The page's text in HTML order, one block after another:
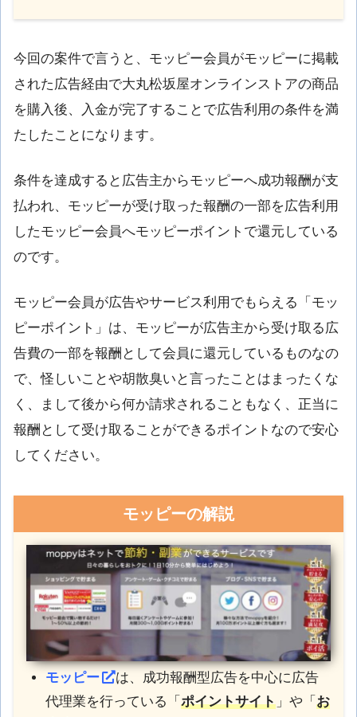
今回の案件で言うと、モッピー会員がモッピーに掲載
された広告経由で大丸松坂屋オンラインストアの商品
を購入後、入金が完了することで広告利用の条件を満
たしたことになります。
条件を達成すると広告主からモッピーへ成功報酬が支
払われ、モッピーが受け取った報酬の一部を広告利用
したモッピー会員へモッピーポイントで還元している
のです。
モッピー会員が広告やサービス利用でもらえる「モッ
ピーポイント」は、モッピーが広告主から受け取る広
告費の一部を報酬として会員に還元しているものなの
で、怪しいことや胡散臭いと言ったことはまったくな
く、まして後から何か請求されることもなく、正当に
報酬として受け取ることができるポイントなので安心
してください。
モッピーの解説
モッピー
は、成功報酬型広告を中心に広告
代理業を行っている「 ポイントサイト」や「 お